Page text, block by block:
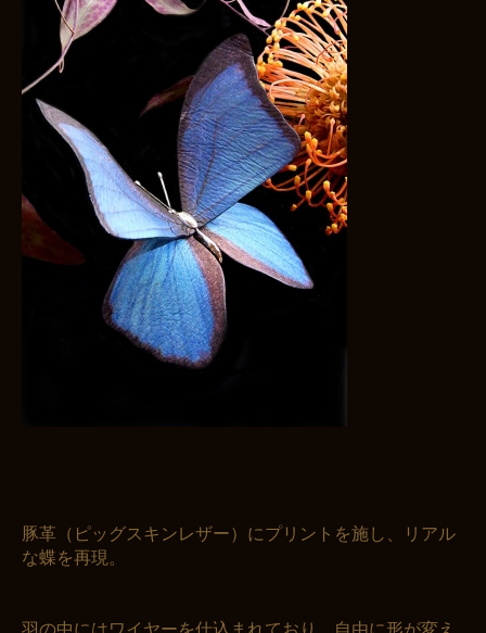
豚革（ピッグスキンレザー）にプリントを施し、リアル
な蝶を再現。